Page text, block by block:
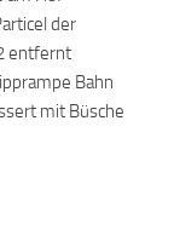
der
entfernt
Bahn
mit Büsche